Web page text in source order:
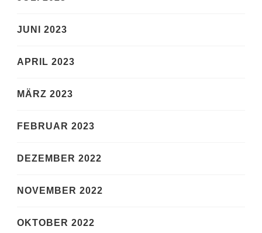
JUNI 2023
APRIL 2023
MÄRZ 2023
FEBRUAR 2023
DEZEMBER 2022
NOVEMBER 2022
OKTOBER 2022